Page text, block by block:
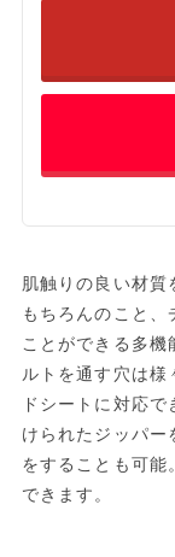
肌触りの良い材質
もちろんのこと、
ことができる多機
ルトを通す穴は様
ドシートに対応
けられたジッパー
をすることも可能
できます。